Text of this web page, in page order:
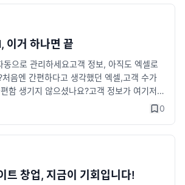
스북 키워드 광고 진행 (예: 대출 광고라면 '대
드 광고)□ 마케터 확보 방법＊마케터가 모
뮤니티에서 홍보＊CPA(성과 기반 광고) 관
런 전략을 활용하면 광고주와 마케터를 효과
습니다!■ 제휴마케팅 대표적인 성공 사례제
기업이 활용하는 효과적인 마케팅 방식입니
로는 다음과 같은 업체가 있습니다.□ 텐핑
산 플랫폼 샘플마케터 샘플 : http://cpav3.s
광고주 샘플 : http://cpav3.sseye.co
이 광고를 공유하며 수익을 얻고 있습니다.
원한다면, 파트너가 아닌 운영자가 되어야 합
플랫폼 소개 : http://sseye.com/view_ipart
팅 플랫폼 샘플마케터 샘플 : http://cpav2.s
광고주 샘플 : http://cpav2.sseye.co
플 : http://cpav
(admin/1111)※ 제휴마케팅 플
13:30)· 네이트온 : u2n99_master@nate.c
이거 하나면 끝
으로 관리하세요고객 정보, 아직도 엑셀로
음엔 간편하다고 생각했던 엑셀,고객 수가
함 생기지 않으셨나요?고객 정보가 여기저기
중복 등록이나 오타로 데이터가 엉망이 되며
상담내역, 메모 관리✔ 태그 기능으로 고객
입력 방지✔ 상담원 권한 설정✔ 필요 시 문
0
트 창업, 지금이 기회입니다!